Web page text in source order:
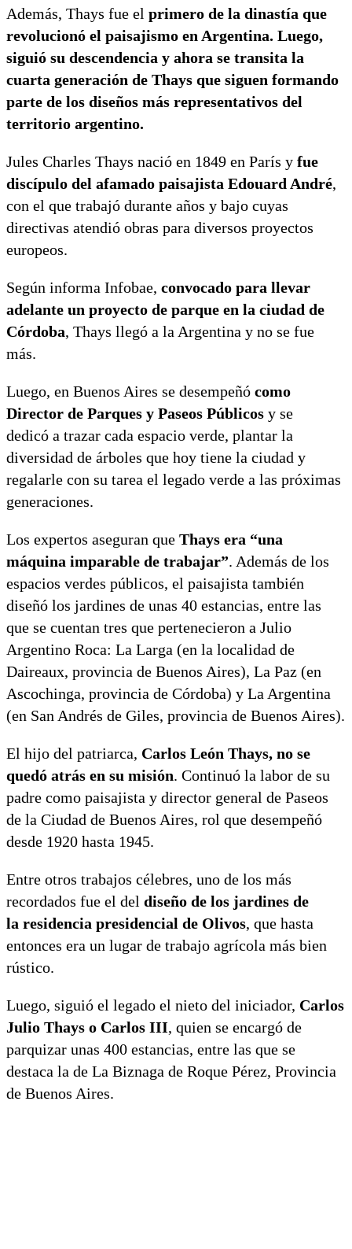
Además, Thays fue el primero de la dinastía que
revolucionó el paisajismo en Argentina. Luego,
siguió su descendencia y ahora se transita la
cuarta generación de Thays que siguen formando
parte de los diseños más representativos del
territorio argentino.
Jules Charles Thays nació en 1849 en París y fue
discípulo del afamado paisajista Edouard André,
con el que trabajó durante años y bajo cuyas
directivas atendió obras para diversos proyectos
europeos.
Según informa Infobae, convocado para llevar
adelante un proyecto de parque en la ciudad de
Córdoba, Thays llegó a la Argentina y no se fue
más.
Luego, en Buenos Aires se desempeñó como
Director de Parques y Paseos Públicos y se
dedicó a trazar cada espacio verde, plantar la
diversidad de árboles que hoy tiene la ciudad y
regalarle con su tarea el legado verde a las próximas
generaciones.
Los expertos aseguran que Thays era “una
máquina imparable de trabajar”. Además de los
espacios verdes públicos, el paisajista también
diseñó los jardines de unas 40 estancias, entre las
que se cuentan tres que pertenecieron a Julio
Argentino Roca: La Larga (en la localidad de
Daireaux, provincia de Buenos Aires), La Paz (en
Ascochinga, provincia de Córdoba) y La Argentina
(en San Andrés de Giles, provincia de Buenos Aires).
El hijo del patriarca, Carlos León Thays, no se
quedó atrás en su misión. Continuó la labor de su
padre como paisajista y director general de Paseos
de la Ciudad de Buenos Aires, rol que desempeñó
desde 1920 hasta 1945.
Entre otros trabajos célebres, uno de los más
recordados fue el del diseño de los jardines de
la residencia presidencial de Olivos, que hasta
entonces era un lugar de trabajo agrícola más bien
rústico.
Luego, siguió el legado el nieto del iniciador, Carlos
Julio Thays o Carlos III, quien se encargó de
parquizar unas 400 estancias, entre las que se
destaca la de La Biznaga de Roque Pérez, Provincia
de Buenos Aires.